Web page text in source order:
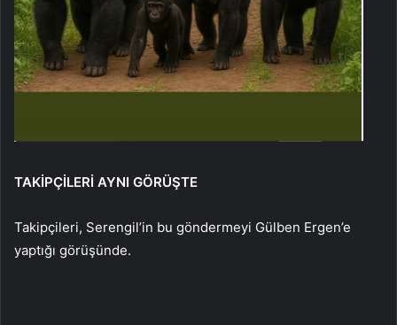
TAKİPÇİLERİ AYNI GÖRÜŞTE
Takipçileri, Serengil’in bu göndermeyi Gülben Ergen’e
yaptığı görüşünde.